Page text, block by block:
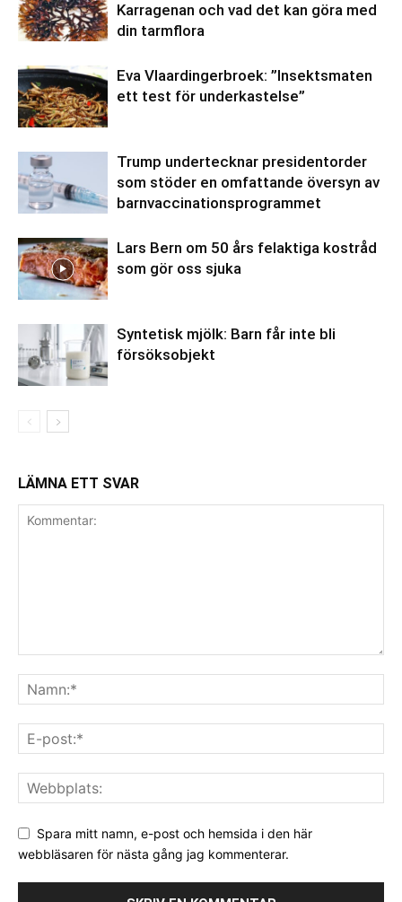
Karragenan och vad det kan göra med
din tarmflora
Eva Vlaardingerbroek: ”Insektsmaten
ett test för underkastelse”
Trump undertecknar presidentorder
som stöder en omfattande översyn av
barnvaccinationsprogrammet
Lars Bern om 50 års felaktiga kostråd
som gör oss sjuka
Syntetisk mjölk: Barn får inte bli
försöksobjekt
LÄMNA ETT SVAR
Spara mitt namn, e-post och hemsida i den här
webbläsaren för nästa gång jag kommenterar.